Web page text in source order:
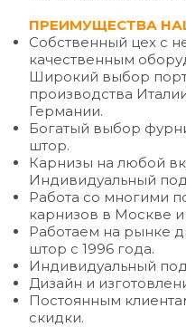
ПРЕИМУЩЕСТВА
Собственный цех с
качественным
Широкий выбор
производства
Германии.
Богатый выбор
штор.
Карнизы на любой
Индивидуальный
Работа со многими
карнизов в Москве
Работаем на рынке
штор с 1996 года.
Индивидуальный
Дизайн и
Постоянным
скидки.